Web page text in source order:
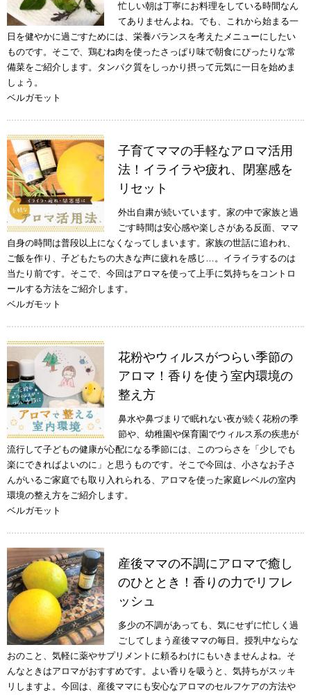
忙しい朝は丁寧にお料理をしている時間なん
てありませんよね。でも、これから始まる一
日を健やかに過ごすためには、栄養バランスを考えたメニューにしたい
ものです。そこで、鶏むね肉を使ったさっぱり味で朝食にぴったりな常
備菜をご紹介します。タンパク質をしっかり摂って元気に一日を始めま
しょう。
ベルガモット
子育てママの手軽なアロマ活用
法！イライラや疲れ、閉塞感を
リセット
外出自粛が続いています。家の中で家族と過
ごす時間は安心感や楽しさがある反面、ママ
自身の時間は普段以上になくなってしまいます。家族の世話に追われ、
ご飯を作り、子どもたちの大きな声に疲れを感じ…。イライラするのは
当たり前です。そこで、今回はアロマを使って上手に気持ちをコントロ
ールする方法をご紹介します。
ベルガモット
花粉やウィルスがつらい季節の
アロマ！香りを使う室内環境の
整え方
鼻水や鼻づまりで眠れない夜が続く花粉の季
節や、幼稚園や保育園でウィルス系の疾患が
流行して子どもの健康が心配になる季節には、このつらさを「少しでも
楽にできればよいのに」と思うものです。そこで今回は、小さなお子さ
んがいるご家庭でも取り入れられる、アロマを使った家庭レベルの室内
環境の整え方をご紹介します。
ベルガモット
産後ママの不調にアロマで癒し
のひととき！香りの力でリフレ
ッシュ
多少の不調があっても、気にせずに忙しく過
ごしてしまう産後ママの毎日。授乳中ならな
おのこと、気軽に薬やサプリメントに頼るわけにもいきませんよね。そ
んなときはアロマがおすすめです。よい香りを吸うと、気持ちがスッキ
リしますよ。今回は、産後ママにも安心なアロマのセルフケアの方法や